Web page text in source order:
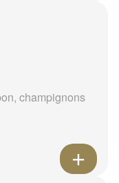
champignons